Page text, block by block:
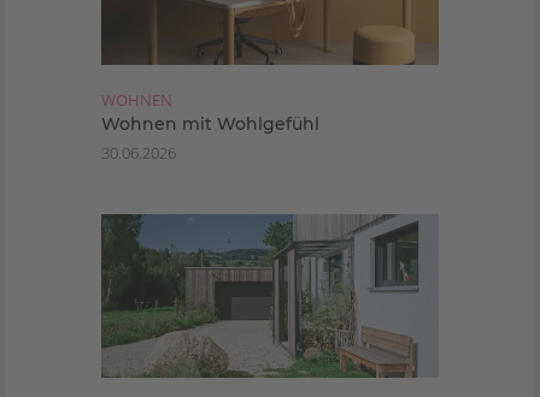
WOHNEN
Wohnen mit Wohlgefühl
30.06.2026